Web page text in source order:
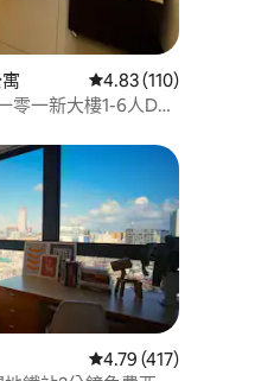
從 110 則評價中獲得
4.83 (110)
零一新大樓1-6人D整
從 417 則評價中獲得
4.79 (417)